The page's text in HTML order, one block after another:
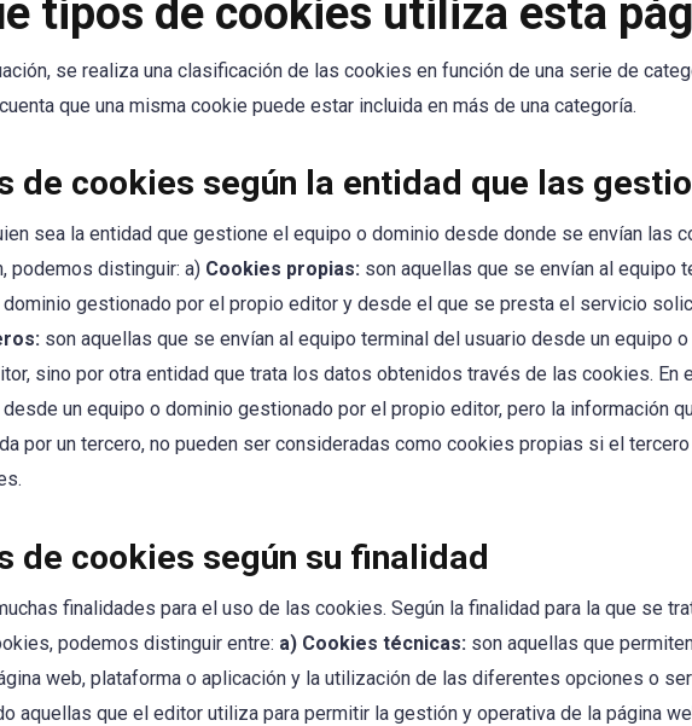
tipos de cookies utiliza esta
se realiza una clasificación de las cookies en función de una serie de
que una misma cookie puede estar incluida en más de una categoría.
de cookies según la entidad que las
sea la entidad que gestione el equipo o dominio desde donde se envían las
podemos distinguir: a) Cookies propias: son aquellas que se envían al equipo
gestionado por el propio editor y desde el que se presta el servicio
son aquellas que se envían al equipo terminal del usuario desde un equipo
sino por otra entidad que trata los datos obtenidos través de las cookies. En
un equipo o dominio gestionado por el propio editor, pero la información
por un tercero, no pueden ser consideradas como cookies propias si el
de cookies según su finalidad
finalidades para el uso de las cookies. Según la finalidad para la que se
podemos distinguir entre: a) Cookies técnicas: son aquellas que
web, plataforma o aplicación y la utilización de las diferentes opciones o
aquellas que el editor utiliza para permitir la gestión y operativa de la página